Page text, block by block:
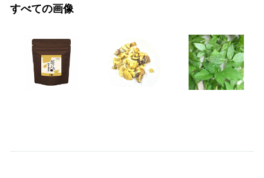
すべての画像